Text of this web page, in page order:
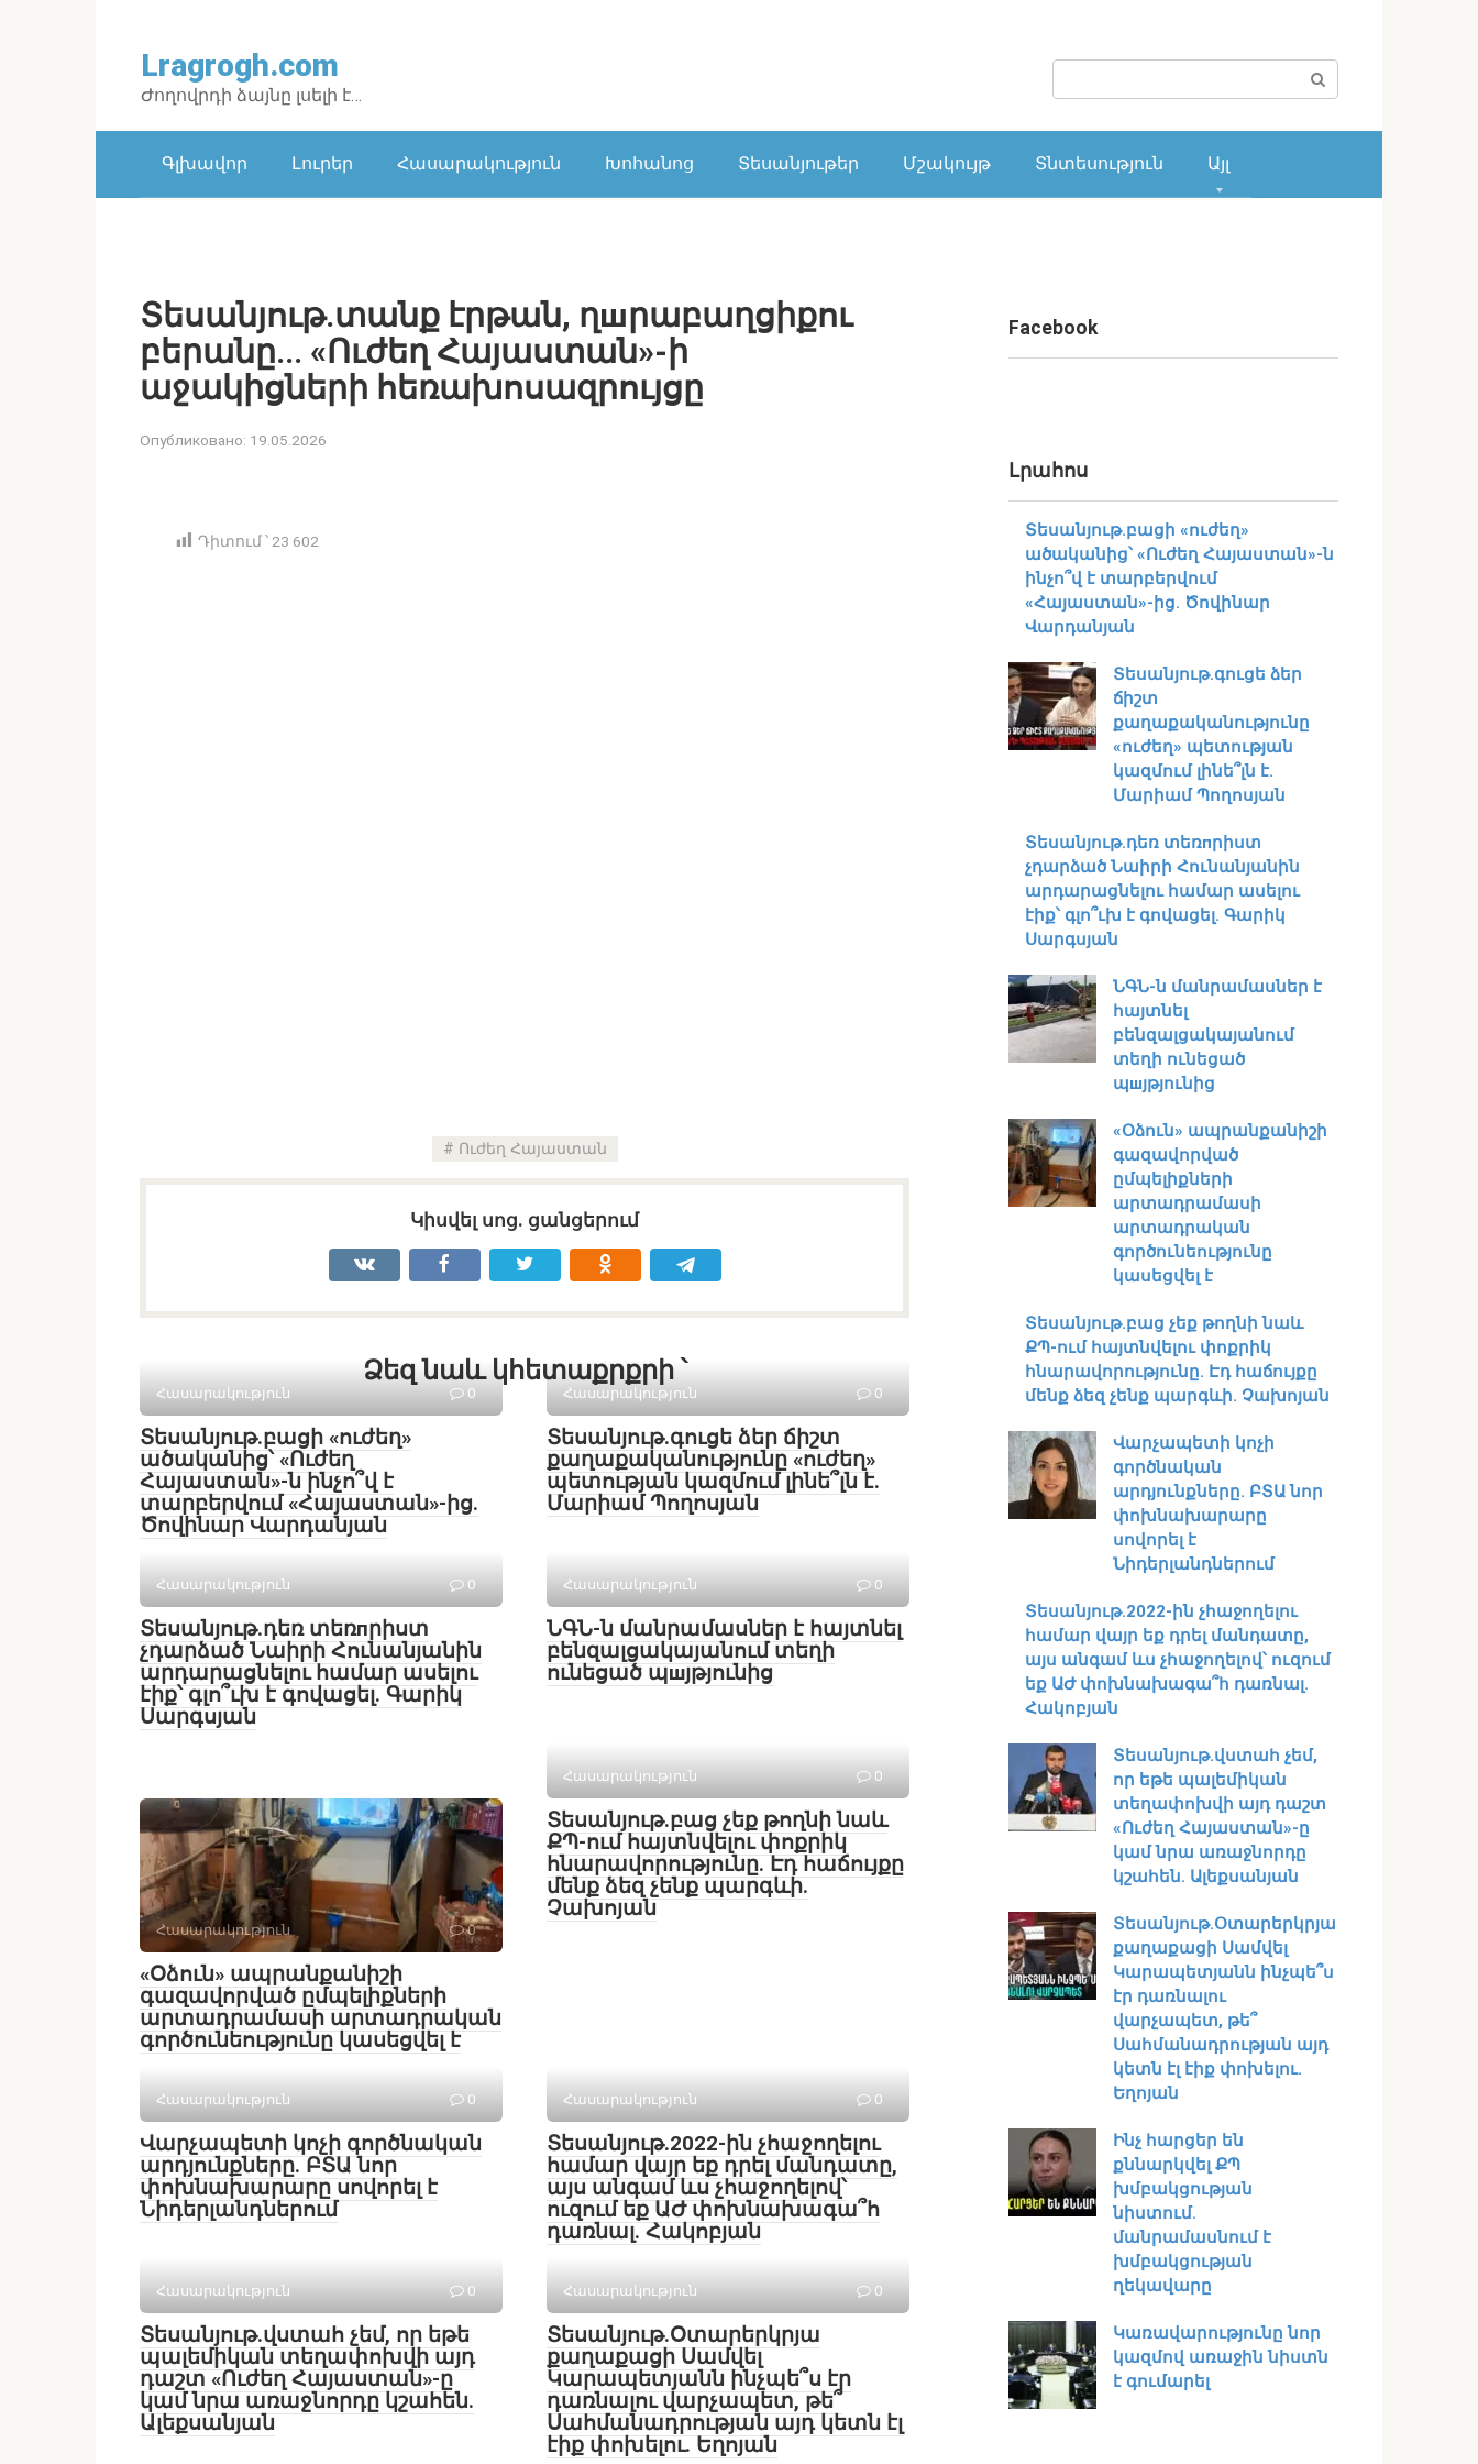
Lragrogh.com
Ժողովրդի ձայնը լսելի է…
Գլխավոր Լուրեր Հասարակություն Խոհանոց Տեսանյութեր Մշակույթ Տնտեսություն Այլ
Տեսանյութ․տանք էրթան, ղшրաբաղցիքու
բերանը․․․ «Ուժեղ Հայաստան»-ի
աջակիցների հեռախոսազրույցը
Опубликовано: 19.05.2026
Դիտում ՝ 23 602
Ուժեղ Հայաստան
Կիսվել սոց․ ցանցերում
Ձեզ նաև կհետաքրքրի ՝
Հասարակություն 0
Տեսանյութ․բացի «ուժեղ»
ածականից՝ «Ուժեղ
Հայաստան»-ն ինչո՞վ է
տարբերվում «Հայաստան»-ից.
Ծովինար Վարդանյան
Հասարակություն 0
Տեսանյութ․գուցե ձեր ճիշտ
քաղաքականությունը «ուժեղ»
պետության կազմում լինե՞լն է.
Մարիամ Պողոսյան
Հասարակություն 0
Տեսանյութ․դեռ տեռпրիստ
չդարձած Նաիրի Հունանյանին
արդարացնելու համար ասելու
էիք՝ գլո՞ւխ է գովացել. Գարիկ
Սարգսյան
Հասարակություն 0
ՆԳՆ-ն մանրամասներ է հայտնել
բենզալցակայանում տեղի
ունեցած պшյթյունից
Հասարակություն 0
«Օձուն» ապրանքանիշի
գազավորված ըմպելիքների
արտադրամասի արտադրական
գործունեությունը կասեցվել է
Հասարակություն 0
Տեսանյութ․բաց չեք թողնի նաև
ՔՊ-ում հայտնվելու փոքրիկ
հնարավորությունը. Էդ հաճույքը
մենք ձեզ չենք պարգևի.
Չախոյան
Հասարակություն 0
Վարչապետի կոչի գործնական
արդյունքները. ԲՏԱ նոր
փոխնախարարը սովորել է
Նիդերլանդներում
Հասարակություն 0
Տեսանյութ․2022-ին չհաջողելու
համար վայր եք դրել մանդատը,
այս անգամ ևս չհաջողելով՝
ուզում եք ԱԺ փոխնախագա՞հ
դառնալ. Հակոբյան
Հասարակություն 0
Տեսանյութ․վստահ չեմ, որ եթե
պալեմիկան տեղափոխվի այդ
դաշտ «Ուժեղ Հայաստան»-ը
կամ նրա առաջնորդը կշահեն․
Ալեքսանյան
Հասարակություն 0
Տեսանյութ․Օտարերկրյա
քաղաքացի Սամվել
Կարապետյանն ինչպե՞ս էր
դառնալու վարչապետ, թե՞
Սահմանադրության այդ կետն էլ
էիք փոխելու. Եղոյան
Facebook
Լրահոս
Տեսանյութ․բացի «ուժեղ»
ածականից՝ «Ուժեղ Հայաստան»-ն
ինչո՞վ է տարբերվում
«Հայաստան»-ից. Ծովինար
Վարդանյան
Տեսանյութ․գուցե ձեր
ճիշտ
քաղաքականությունը
«ուժեղ» պետության
կազմում լինե՞լն է.
Մարիամ Պողոսյան
Տեսանյութ․դեռ տեռпրիստ
չդարձած Նաիրի Հունանյանին
արդարացնելու համար ասելու
էիք՝ գլո՞ւխ է գովացել. Գարիկ
Սարգսյան
ՆԳՆ-ն մանրամասներ է
հայտնել
բենզալցակայանում
տեղի ունեցած
պшյթյունից
«Օձուն» ապրանքանիշի
գազավորված
ըմպելիքների
արտադրամասի
արտադրական
գործունեությունը
կասեցվել է
Տեսանյութ․բաց չեք թողնի նաև
ՔՊ-ում հայտնվելու փոքրիկ
հնարավորությունը. Էդ հաճույքը
մենք ձեզ չենք պարգևի. Չախոյան
Վարչապետի կոչի
գործնական
արդյունքները. ԲՏԱ նոր
փոխնախարարը
սովորել է
Նիդերլանդներում
Տեսանյութ․2022-ին չհաջողելու
համար վայր եք դրել մանդատը,
այս անգամ ևս չհաջողելով՝ ուզում
եք ԱԺ փոխնախագա՞հ դառնալ.
Հակոբյան
Տեսանյութ․վստահ չեմ,
որ եթե պալեմիկան
տեղափոխվի այդ դաշտ
«Ուժեղ Հայաստան»-ը
կամ նրա առաջնորդը
կշահեն․ Ալեքսանյան
Տեսանյութ․Օտարերկրյա
քաղաքացի Սամվել
Կարապետյանն ինչպե՞ս
էր դառնալու
վարչապետ, թե՞
Սահմանադրության այդ
կետն էլ էիք փոխելու.
Եղոյան
Ինչ հարցեր են
քննարկվել ՔՊ
խմբակցության
նիստում․
մանրամասնում է
խմբակցության
ղեկավարը
Կառավարությունը նոր
կազմով առաջին նիստն
է գումարել